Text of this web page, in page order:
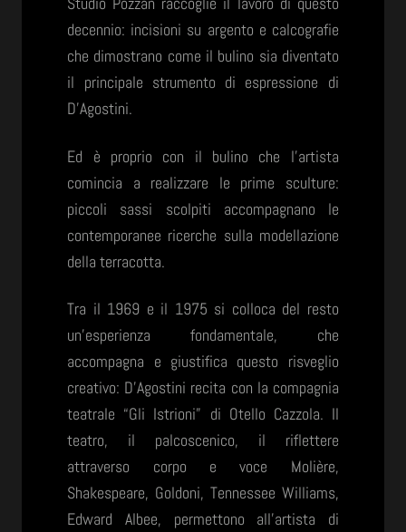
decennio: incisioni su argento e calcografie
che dimostrano come il bulino sia diventato
il principale strumento di espressione di
D’Agostini.
Ed è proprio con il bulino che l’artista
comincia a realizzare le prime sculture:
piccoli sassi scolpiti accompagnano le
contemporanee ricerche sulla modellazione
della terracotta.
Tra il 1969 e il 1975 si colloca del resto
un’esperienza fondamentale, che
accompagna e giustifica questo risveglio
creativo: D’Agostini recita con la compagnia
teatrale “Gli Istrioni” di Otello Cazzola. Il
teatro, il palcoscenico, il riflettere
attraverso corpo e voce Molière,
Shakespeare, Goldoni, Tennessee Williams,
Edward Albee, permettono all’artista di